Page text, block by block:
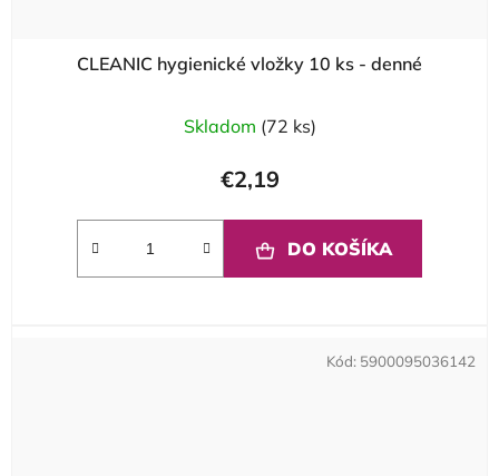
CLEANIC hygienické vložky 10 ks - denné
Skladom (72 ks)
€2,19
DO KOŠÍKA
Kód: 5900095036142